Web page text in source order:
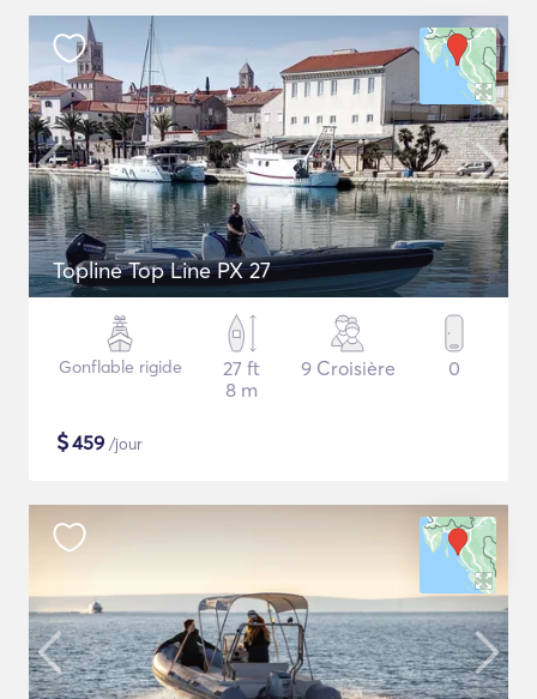
Topline Top Line PX 27
Gonflable rigide
27 ft
8 m
9 Croisière 0
$459 /jour